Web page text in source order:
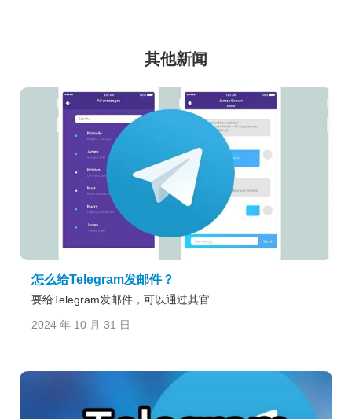
其他新闻
怎么给Telegram发邮件？
要给Telegram发邮件，可以通过其官...
2024 年 10 月 31 日